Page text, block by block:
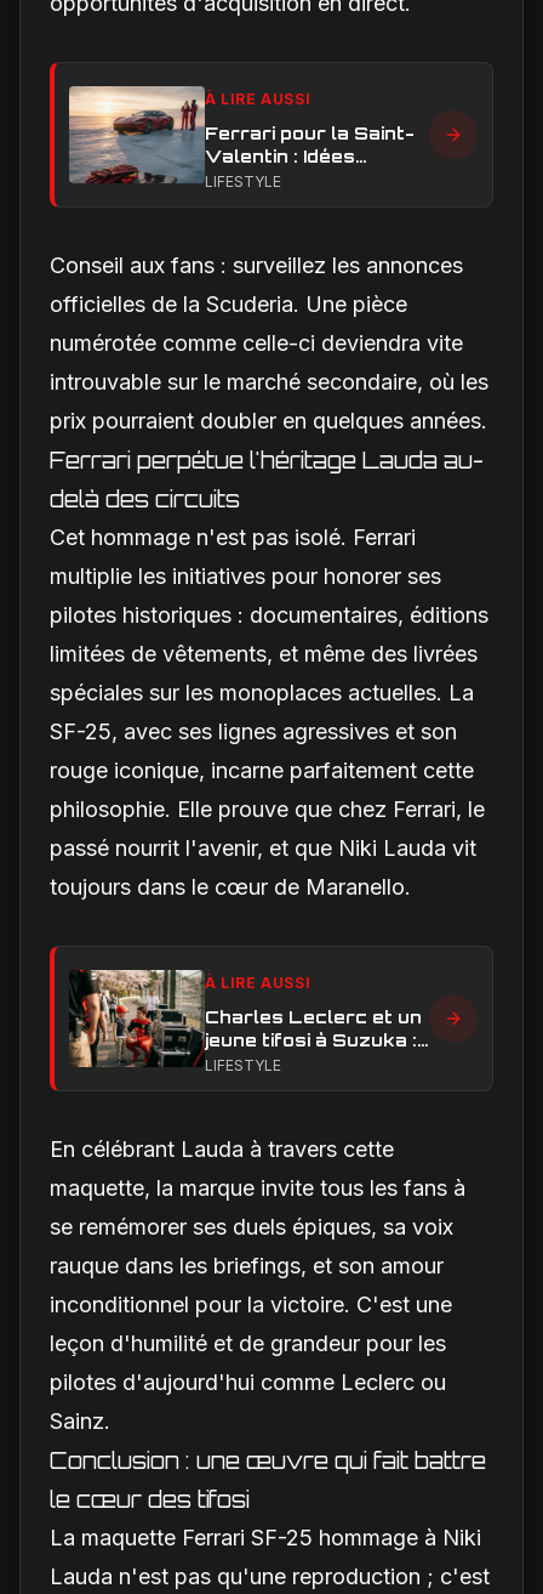
À LIRE AUSSI
Ferrari pour la Saint-
Valentin : Idées
cadeaux passion et
LIFESTYLE
Conseil aux fans : surveillez les annonces
officielles de la Scuderia. Une pièce
numérotée comme celle-ci deviendra vite
introuvable sur le marché secondaire, où les
prix pourraient doubler en quelques années.
Ferrari perpétue l'héritage Lauda au-
delà des circuits
Cet hommage n'est pas isolé. Ferrari
multiplie les initiatives pour honorer ses
pilotes historiques : documentaires, éditions
limitées de vêtements, et même des livrées
spéciales sur les monoplaces actuelles. La
SF-25, avec ses lignes agressives et son
rouge iconique, incarne parfaitement cette
philosophie. Elle prouve que chez Ferrari, le
passé nourrit l'avenir, et que Niki Lauda vit
toujours dans le cœur de Maranello.
À LIRE AUSSI
Charles Leclerc et un
jeune tifosi à Suzuka :
le moment qui a ému
LIFESTYLE
En célébrant Lauda à travers cette
maquette, la marque invite tous les fans à
se remémorer ses duels épiques, sa voix
rauque dans les briefings, et son amour
inconditionnel pour la victoire. C'est une
leçon d'humilité et de grandeur pour les
pilotes d'aujourd'hui comme Leclerc ou
Sainz.
Conclusion : une œuvre qui fait battre
le cœur des tifosi
La maquette Ferrari SF-25 hommage à Niki
Lauda n'est pas qu'une reproduction ; c'est